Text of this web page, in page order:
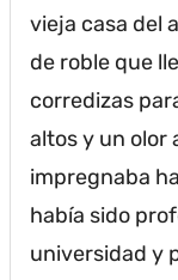
vieja casa del
de roble que
corredizas
altos y un olor
impregnaba
había sido
universidad y